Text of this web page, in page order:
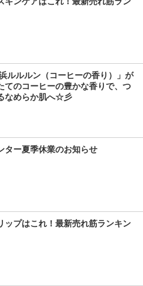
ルルルン（コーヒーの香り）」が
てのコーヒーの豊かな香りで、つ
なめらか肌へ☆彡
ター夏季休業のお知らせ
ップはこれ！最新売れ筋ランキン